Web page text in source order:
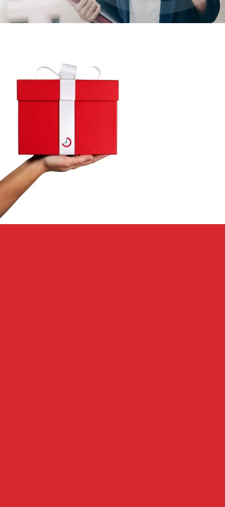
La puntualidad y la asistencia son factores que
contribuyen a mejores resultados y éxitos para
alertas y obtenga el control y la confianza que
DESCUBRE NUESTRA PLATAFORMA